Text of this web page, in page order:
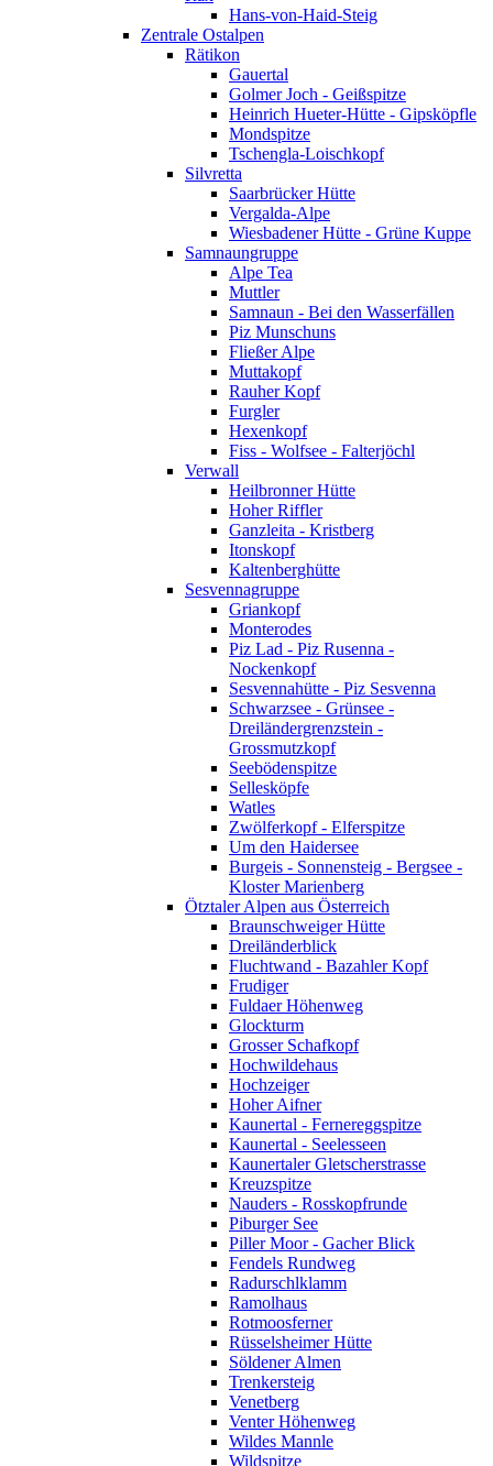
Hans-von-Haid-Steig
Zentrale Ostalpen
Rätikon
Gauertal
Golmer Joch - Geißspitze
Heinrich Hueter-Hütte - Gipsköpfle
Mondspitze
Tschengla-Loischkopf
Silvretta
Saarbrücker Hütte
Vergalda-Alpe
Wiesbadener Hütte - Grüne Kuppe
Samnaungruppe
Alpe Tea
Muttler
Samnaun - Bei den Wasserfällen
Piz Munschuns
Fließer Alpe
Muttakopf
Rauher Kopf
Furgler
Hexenkopf
Fiss - Wolfsee - Falterjöchl
Verwall
Heilbronner Hütte
Hoher Riffler
Ganzleita - Kristberg
Itonskopf
Kaltenberghütte
Sesvennagruppe
Griankopf
Monterodes
Piz Lad - Piz Rusenna -
Nockenkopf
Sesvennahütte - Piz Sesvenna
Schwarzsee - Grünsee -
Dreiländergrenzstein -
Grossmutzkopf
Seebödenspitze
Sellesköpfe
Watles
Zwölferkopf - Elferspitze
Um den Haidersee
Burgeis - Sonnensteig - Bergsee -
Kloster Marienberg
Ötztaler Alpen aus Österreich
Braunschweiger Hütte
Dreiländerblick
Fluchtwand - Bazahler Kopf
Frudiger
Fuldaer Höhenweg
Glockturm
Grosser Schafkopf
Hochwildehaus
Hochzeiger
Hoher Aifner
Kaunertal - Fernereggspitze
Kaunertal - Seelesseen
Kaunertaler Gletscherstrasse
Kreuzspitze
Nauders - Rosskopfrunde
Piburger See
Piller Moor - Gacher Blick
Fendels Rundweg
Radurschlklamm
Ramolhaus
Rotmoosferner
Rüsselsheimer Hütte
Söldener Almen
Trenkersteig
Venetberg
Venter Höhenweg
Wildes Mannle
Wildspitze